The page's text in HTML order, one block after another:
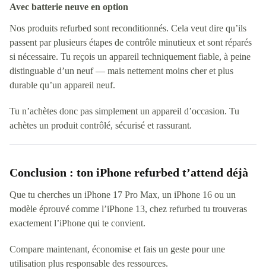
Avec batterie neuve en option
Nos produits refurbed sont reconditionnés. Cela veut dire qu’ils
passent par plusieurs étapes de contrôle minutieux et sont réparés
si nécessaire. Tu reçois un appareil techniquement fiable, à peine
distinguable d’un neuf — mais nettement moins cher et plus
durable qu’un appareil neuf.
Tu n’achètes donc pas simplement un appareil d’occasion. Tu
achètes un produit contrôlé, sécurisé et rassurant.
Conclusion : ton iPhone refurbed t’attend déjà
Que tu cherches un iPhone 17 Pro Max, un iPhone 16 ou un
modèle éprouvé comme l’iPhone 13, chez refurbed tu trouveras
exactement l’iPhone qui te convient.
Compare maintenant, économise et fais un geste pour une
utilisation plus responsable des ressources.